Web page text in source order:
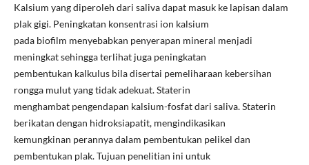
Kalsium yang diperoleh dari saliva dapat masuk ke lapisan dalam
plak gigi. Peningkatan konsentrasi ion kalsium
pada biofilm menyebabkan penyerapan mineral menjadi
meningkat sehingga terlihat juga peningkatan
pembentukan kalkulus bila disertai pemeliharaan kebersihan
rongga mulut yang tidak adekuat. Staterin
menghambat pengendapan kalsium-fosfat dari saliva. Staterin
berikatan dengan hidroksiapatit, mengindikasikan
kemungkinan perannya dalam pembentukan pelikel dan
pembentukan plak. Tujuan penelitian ini untuk